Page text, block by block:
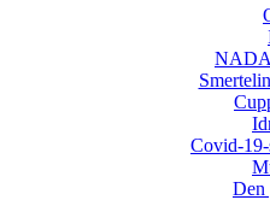
NADA
Covid-19-
Den